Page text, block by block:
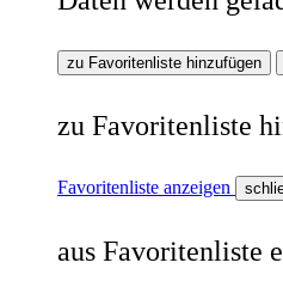
zu Favoritenliste hinzufügen
zu Favoritenliste
Favoritenliste anzeigen
aus Favoritenliste